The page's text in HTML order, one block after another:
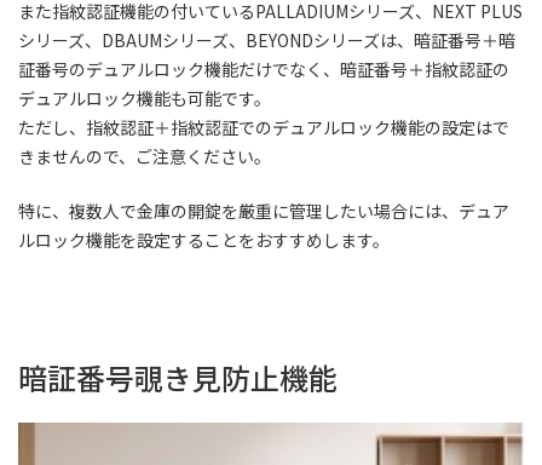
また指紋認証機能の付いているPALLADIUMシリーズ、NEXT PLUS
シリーズ、DBAUMシリーズ、BEYONDシリーズは、暗証番号＋暗
証番号のデュアルロック機能だけでなく、暗証番号＋指紋認証の
デュアルロック機能も可能です。
ただし、指紋認証＋指紋認証でのデュアルロック機能の設定はで
きませんので、ご注意ください。
特に、複数人で金庫の開錠を厳重に管理したい場合には、デュア
ルロック機能を設定することをおすすめします。
暗証番号覗き見防止機能